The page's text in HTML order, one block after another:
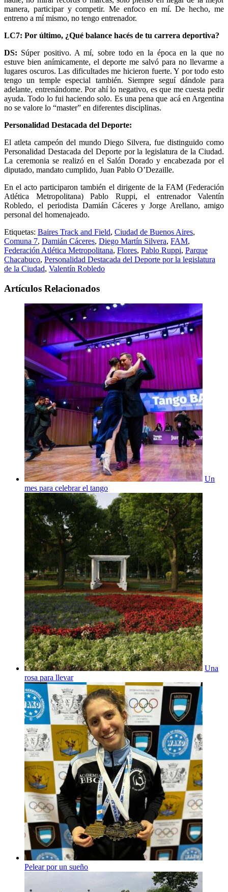
manera, participar y competir. Me enfoco en mí. De hecho, me
entreno a mí mismo, no tengo entrenador.
LC7: Por último, ¿Qué balance hacés de tu carrera deportiva?
DS: Súper positivo. A mí, sobre todo en la época en la que no
estuve bien anímicamente, el deporte me salvó para no llevarme a
lugares oscuros. Las dificultades me hicieron fuerte. Y por todo esto
tengo un temple especial también. Siempre seguí dándole para
adelante, entrenándome. Por ahí lo negativo, es que me cuesta pedir
ayuda. Todo lo fui haciendo solo. Es una pena que acá en Argentina
no se valore lo “master” en diferentes disciplinas.
Personalidad Destacada del Deporte:
El atleta campeón del mundo Diego Silvera, fue distinguido como
Personalidad Destacada del Deporte por la legislatura de la Ciudad.
La ceremonia se realizó en el Salón Dorado y encabezada por el
diputado, mandato cumplido, Juan Pablo O’Dezaille.
En el acto participaron también el dirigente de la FAM (Federación
Atlética Metropolitana) Pablo Ruppi, el entrenador Valentín
Robledo, el periodista Damián Cáceres y Jorge Arellano, amigo
personal del homenajeado.
Etiquetas: Baires Track and Field, Ciudad de Buenos Aires,
Comuna 7, Damián Cáceres, Diego Martín Silvera, FAM,
Federación Atlética Metropolitana, Flores, Pablo Ruppi, Parque
Chacabuco, Personalidad Destacada del Deporte por la legislatura
de la Ciudad, Valentín Robledo
Artículos Relacionados
Un
mes para celebrar el tango
Una
rosa para llevar
Pelear por un sueño